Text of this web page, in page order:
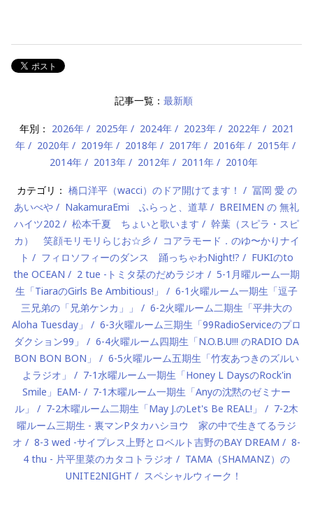
記事一覧： 最新順
年別： 2026年 2025年 2024年 2023年 2022年
2021
年
2020年 2019年 2018年 2017年 2016年
2015年
2014年
2013年 2012年 2011年 2010年
カテゴリ： 橋口洋平（wacci）のドア開けてます！
冨岡 愛 の
あいべや
NakamuraEmi ふらっと、道草
BREIMEN の 無礼
ハイツ202
松本千夏 ちょいと歌います
幹葉（スピラ・スピ
カ） 笑顔モリモリらじお☆彡
コアラモード．のゆ〜かりナイ
ト
フィロソフィーのダンス 踊っちゃわNight!?
FUKIのto
the OCEAN
2 tue -トミタ栞のだめラジオ
5-1月曜ルーム一期
生「TiaraのGirls Be Ambitious!」
6-1火曜ルーム一期生「逗子
三兄弟の「兄弟ケンカ」」
6-2火曜ルーム二期生「平井大の
Aloha Tuesday」
6-3火曜ルーム三期生「99RadioServiceのプロ
ダクション99」
6-4火曜ルーム四期生「N.O.B.U!!! のRADIO DA
BON BON BON」
6-5火曜ルーム五期生「竹友あつきのズルい
よラジオ」
7-1水曜ルーム一期生「Honey L DaysのRock'in
Smile」EAM-
7-1木曜ルーム一期生「Anyの沈黙のゼミナー
ル」
7-2木曜ルーム二期生「May J.のLet's Be REAL!」
7-2木
曜ルーム三期生 - 裏マンPタカハシヨウ 家の中で生きてるラジ
オ
8-3 wed -サイプレス上野とロベルト吉野のBAY DREAM
8-
4 thu - 片平里菜のカタコトラジオ
TAMA（SHAMANZ）の
UNITE2NIGHT
スペシャルウィーク！